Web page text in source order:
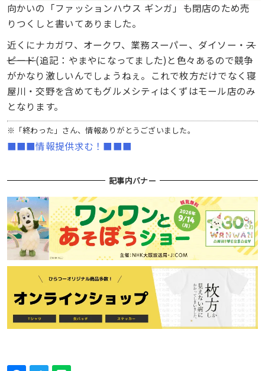
向かいの「ファッションハウス ギンガ」も閉店のため売
りつくしと書いてありました。
近くにナカガワ、オークワ、業務スーパー、ダイソー・ス
ピード(追記：やまやになってました)と色々あるので競争
がかなり激しいんでしょうねぇ。これで枚方だけでなく寝
屋川・交野を含めてもグルメシティはくずはモール店のみ
となります。
※「終わった」さん、情報ありがとうございました。
■■■情報提供求む！■■■
記事内バナー